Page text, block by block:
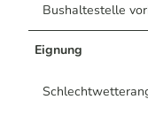
Bushaltestelle
Eignung